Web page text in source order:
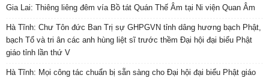
Gia Lai: Thiêng liêng đêm vía Bồ tát Quán Thế Âm tại Ni viện Quan Âm
Hà Tĩnh: Chư Tôn đức Ban Trị sự GHPGVN tỉnh dâng hương bạch Phật,
bạch Tổ và tri ân các anh hùng liệt sĩ trước thềm Đại hội đại biểu Phật
giáo tỉnh lần thứ V
Hà Tĩnh: Mọi công tác chuẩn bị sẵn sàng cho Đại hội đại biểu Phật giáo